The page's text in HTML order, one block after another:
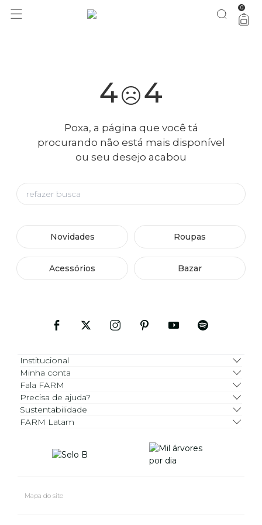
você merece 30% OFF pra comemorar com a gente aproveita! 0
4 4
Poxa, a página que você tá
procurando não está mais disponível
ou seu desejo acabou
Novidades Roupas
Acessórios Bazar
Institucional
Minha conta
Fala FARM
Precisa de ajuda?
Sustentabilidade
FARM Latam
Mapa do site